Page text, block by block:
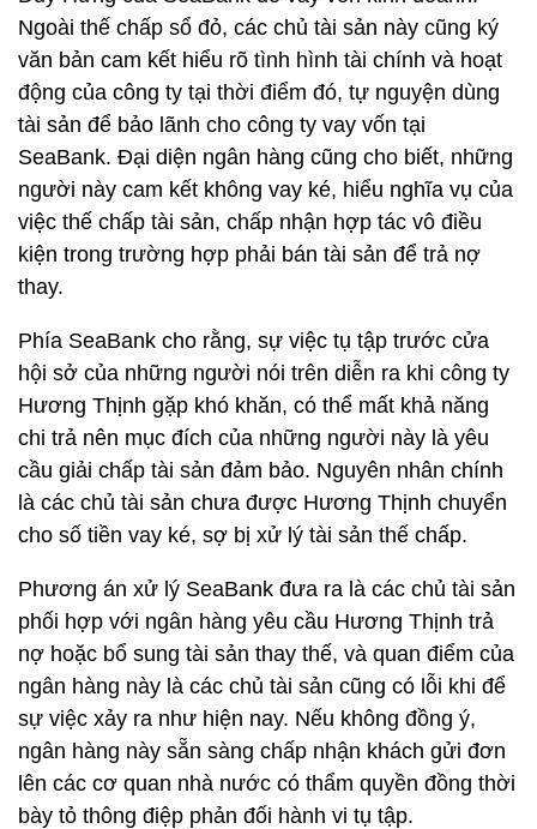
Ngoài thế chấp sổ đỏ, các chủ tài sản này cũng ký
văn bản cam kết hiểu rõ tình hình tài chính và hoạt
động của công ty tại thời điểm đó, tự nguyện dùng
tài sản để bảo lãnh cho công ty vay vốn tại
SeaBank. Đại diện ngân hàng cũng cho biết, những
người này cam kết không vay ké, hiểu nghĩa vụ của
việc thế chấp tài sản, chấp nhận hợp tác vô điều
kiện trong trường hợp phải bán tài sản để trả nợ
thay.
Phía SeaBank cho rằng, sự việc tụ tập trước cửa
hội sở của những người nói trên diễn ra khi công ty
Hương Thịnh gặp khó khăn, có thể mất khả năng
chi trả nên mục đích của những người này là yêu
cầu giải chấp tài sản đảm bảo. Nguyên nhân chính
là các chủ tài sản chưa được Hương Thịnh chuyển
cho số tiền vay ké, sợ bị xử lý tài sản thế chấp.
Phương án xử lý SeaBank đưa ra là các chủ tài sản
phối hợp với ngân hàng yêu cầu Hương Thịnh trả
nợ hoặc bổ sung tài sản thay thế, và quan điểm của
ngân hàng này là các chủ tài sản cũng có lỗi khi để
sự việc xảy ra như hiện nay. Nếu không đồng ý,
ngân hàng này sẵn sàng chấp nhận khách gửi đơn
lên các cơ quan nhà nước có thẩm quyền đồng thời
bày tỏ thông điệp phản đối hành vi tụ tập.